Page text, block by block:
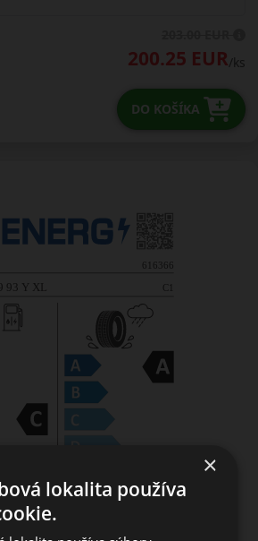
200.25 EUR/ks
DO KOŠÍKA
×
lokalita používa